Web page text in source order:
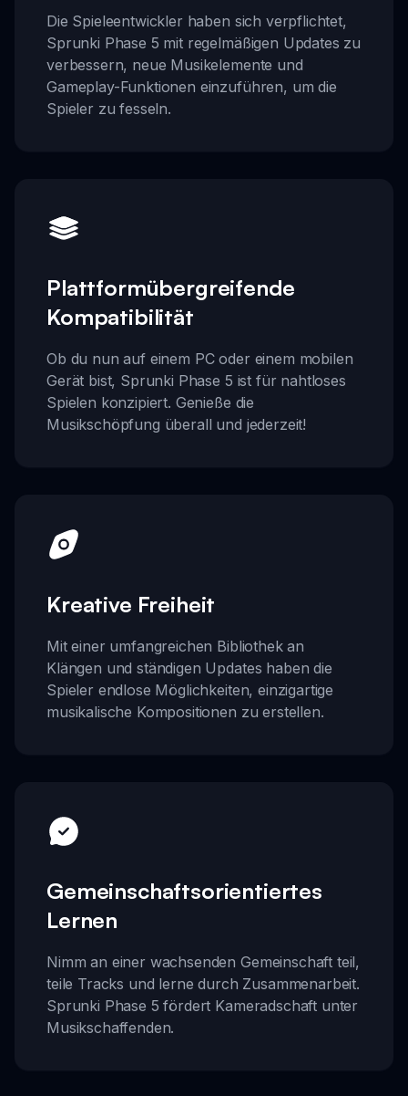
Die Spieleentwickler haben sich verpflichtet,
Sprunki Phase 5 mit regelmäßigen Updates zu
verbessern, neue Musikelemente und
Gameplay-Funktionen einzuführen, um die
Spieler zu fesseln.
Plattformübergreifende
Kompatibilität
Ob du nun auf einem PC oder einem mobilen
Gerät bist, Sprunki Phase 5 ist für nahtloses
Spielen konzipiert. Genieße die
Musikschöpfung überall und jederzeit!
Kreative Freiheit
Mit einer umfangreichen Bibliothek an
Klängen und ständigen Updates haben die
Spieler endlose Möglichkeiten, einzigartige
musikalische Kompositionen zu erstellen.
Gemeinschaftsorientiertes
Lernen
Nimm an einer wachsenden Gemeinschaft teil,
teile Tracks und lerne durch Zusammenarbeit.
Sprunki Phase 5 fördert Kameradschaft unter
Musikschaffenden.